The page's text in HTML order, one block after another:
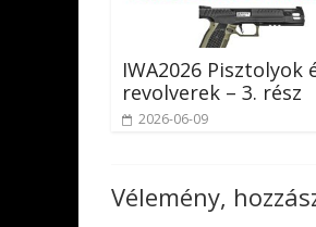
IWA2026 Pisztolyok
revolverek – 3. rész
2026-06-09
Vélemény,